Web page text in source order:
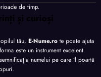
de timp.
și curioși
tău, E-Nume.ro te poate ajuta
este un instrument excelent
numelui pe care îl poartă